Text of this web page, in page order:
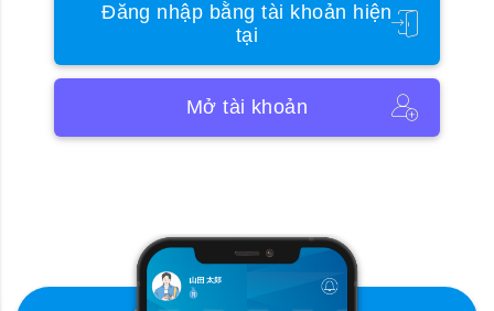
Đăng nhập bằng tài khoản hiện
tại
Mở tài khoản